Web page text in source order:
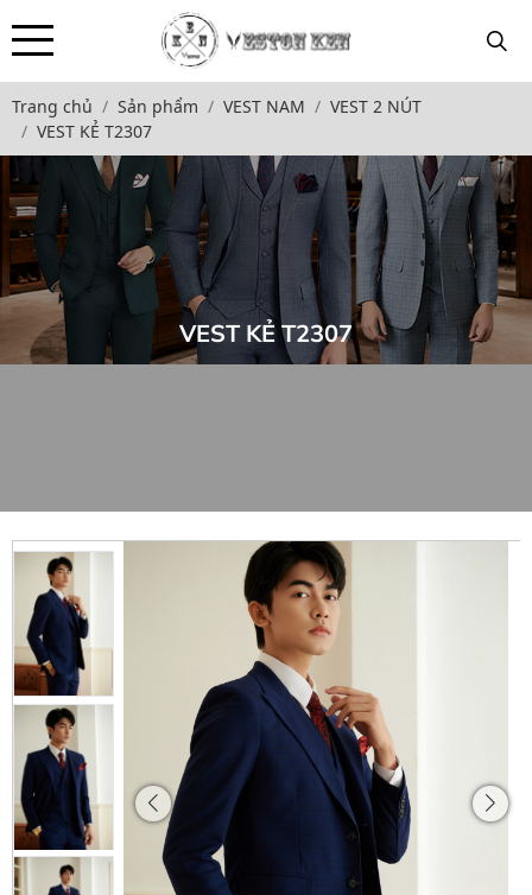
Trang chủ Sản phẩm VEST NAM
VEST 2 NÚT
VEST KẺ T2307
VEST KẺ T2307